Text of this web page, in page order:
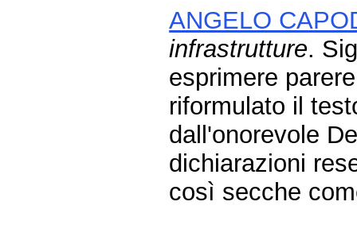
ANGELO
infrastrutture.
esprimere
riformulato il
dall'onorevole
dichiarazioni
così secche